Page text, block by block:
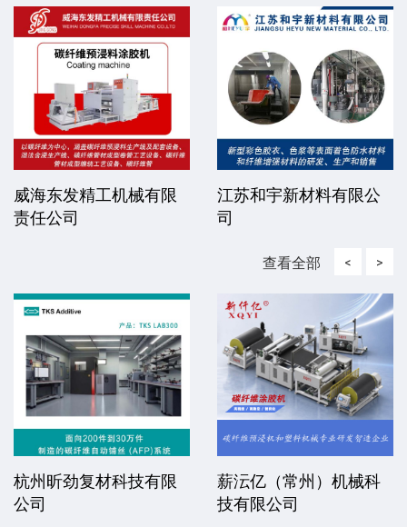
威海东发精工机械有限
责任公司
江苏和宇新材料有限公
司
查看全部 <
杭州昕劲复材科技有限
公司
薪沄亿（常州）机械科
技有限公司
>